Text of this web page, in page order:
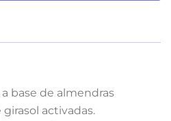
base de almendras
activadas.